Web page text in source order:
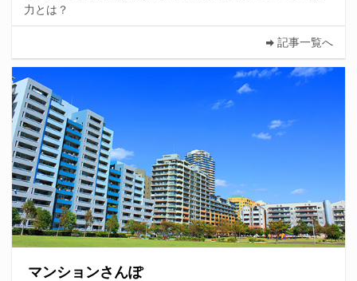
力とは？
記事一覧へ
マンションさんぽ